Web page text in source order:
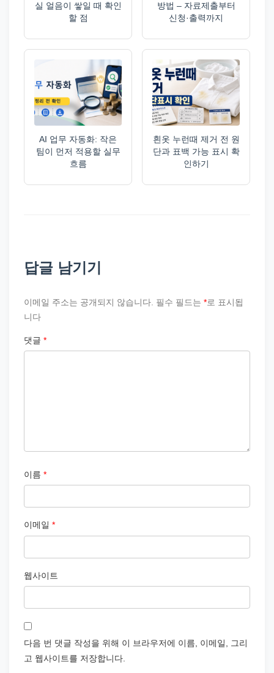
실 얼음이 쌓일 때 확인
할 점
방법 – 자료제출부터
신청·출력까지
AI 업무 자동화: 작은
팀이 먼저 적용할 실무
흐름
흰옷 누런때 제거 전 원
단과 표백 가능 표시 확
인하기
답글 남기기
이메일 주소는 공개되지 않습니다. 필수 필드는 *로 표시됩
니다
댓글 *
이름 *
이메일 *
웹사이트
다음 번 댓글 작성을 위해 이 브라우저에 이름, 이메일, 그리
고 웹사이트를 저장합니다.